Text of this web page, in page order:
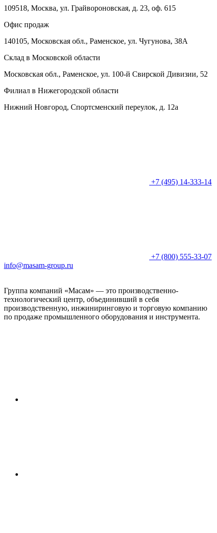
109518, Москва, ул. Грайвороновская, д. 23, оф. 615
Офис продаж
140105, Московская обл., Раменское, ул. Чугунова, 38А
Склад в Московской области
Московская обл., Раменское, ул. 100-й Свирской Дивизии, 52
Филиал в Нижегородской области
Нижний Новгород, Спортсменский переулок, д. 12а
+7 (495) 14-333-14
+7 (800) 555-33-07
info@masam-group.ru
Группа компаний «Масам» — это производственно-
технологический центр, объединивший в себя
производственную, инжиниринговую и торговую компанию
по продаже промышленного оборудования и инструмента.